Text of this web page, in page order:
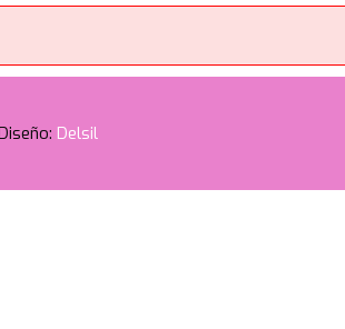
Delsil